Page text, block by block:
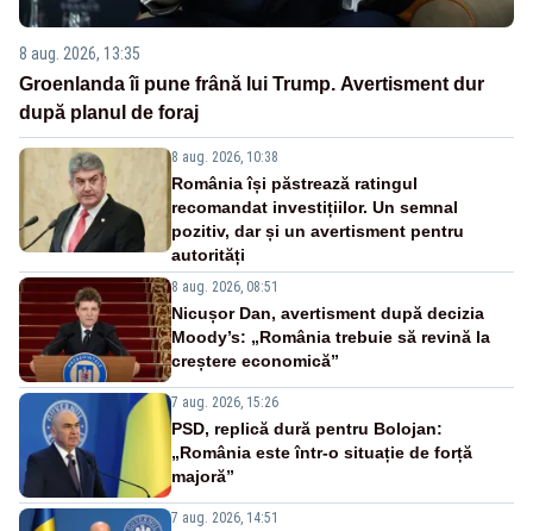
8 aug. 2026, 13:35
Groenlanda îi pune frână lui Trump. Avertisment dur
după planul de foraj
8 aug. 2026, 10:38
România își păstrează ratingul
recomandat investițiilor. Un semnal
pozitiv, dar și un avertisment pentru
autorități
8 aug. 2026, 08:51
Nicușor Dan, avertisment după decizia
Moody’s: „România trebuie să revină la
creștere economică”
7 aug. 2026, 15:26
PSD, replică dură pentru Bolojan:
„România este într-o situație de forță
majoră”
7 aug. 2026, 14:51